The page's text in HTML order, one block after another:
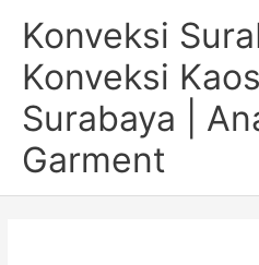
Konveksi
Konveksi Kaos
Surabaya |
Garment